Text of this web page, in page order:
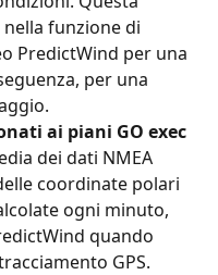
funzione di
PredictWind per una
per una
ai piani GO exec
dei dati NMEA
coordinate polari
ogni minuto,
quando
GPS.